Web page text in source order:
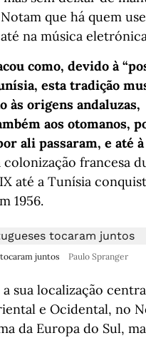
que há quem
na música
como, devido à
esta tradição
às origens andaluzas,
aos otomanos,
ali passaram, e até
colonização francesa
até a Tunísia
1956.
juntos Paulo Spranger
sua localização
e Ocidental, no
da Europa do Sul,